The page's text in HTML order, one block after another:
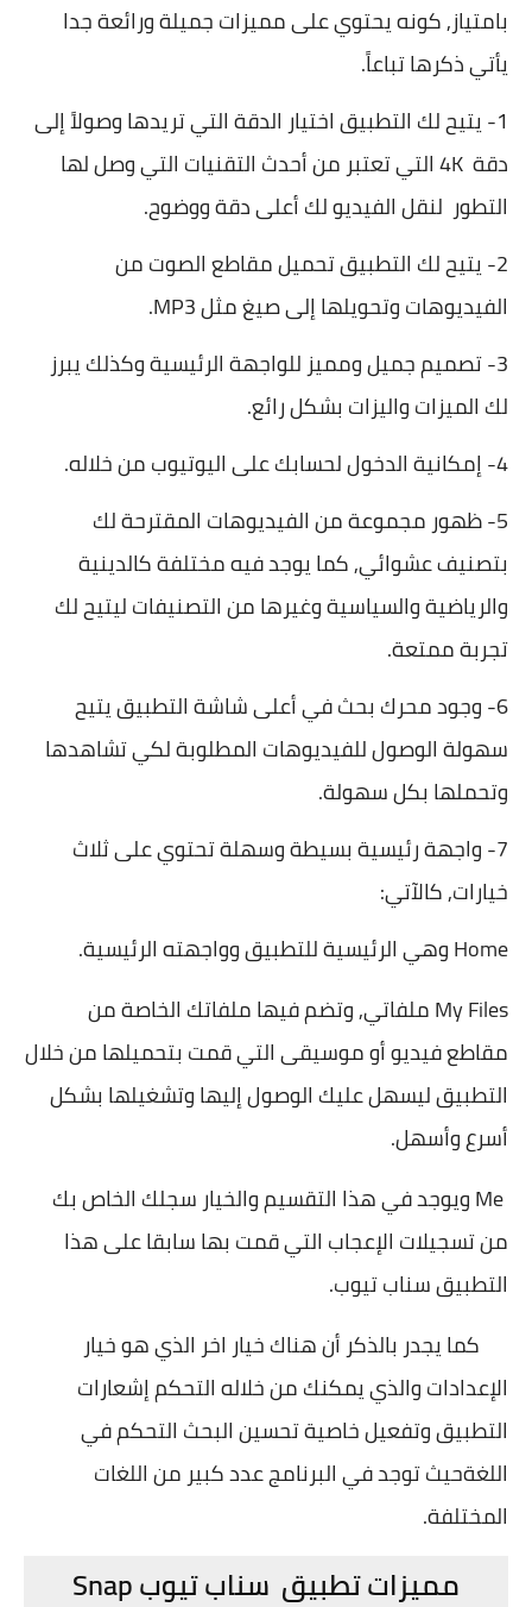
بامتياز, كونه يحتوي على مميزات جميلة ورائعة جدا
يأتي ذكرها تباعاً.
1- يتيح لك التطبيق اختيار الدقة التي تريدها وصولاً إلى
دقة 4K التي تعتبر من أحدث التقنيات التي وصل لها
التطور لنقل الفيديو لك أعلى دقة ووضوح.
2- يتيح لك التطبيق تحميل مقاطع الصوت من
الفيديوهات وتحويلها إلى صيغ مثل MP3.
3- تصميم جميل ومميز للواجهة الرئيسية وكذلك يبرز
لك الميزات واليزات بشكل رائع.
4- إمكانية الدخول لحسابك على اليوتيوب من خلاله.
5- ظهور مجموعة من الفيديوهات المقترحة لك
بتصنيف عشوائي, كما يوجد فيه مختلفة كالدينية
والرياضية والسياسية وغيرها من التصنيفات ليتيح لك
تجربة ممتعة.
6- وجود محرك بحث في أعلى شاشة التطبيق يتيح
سهولة الوصول للفيديوهات المطلوبة لكي تشاهدها
وتحملها بكل سهولة.
7- واجهة رئيسية بسيطة وسهلة تحتوي على ثلاث
خيارات, كالآتي:
Home وهي الرئيسية للتطبيق وواجهته الرئيسية.
My Files ملفاتي, وتضم فيها ملفاتك الخاصة من
مقاطع فيديو أو موسيقى التي قمت بتحميلها من خلال
التطبيق ليسهل عليك الوصول إليها وتشغيلها بشكل
أسرع وأسهل.
Me ويوجد في هذا التقسيم والخيار سجلك الخاص بك
من تسجيلات الإعجاب التي قمت بها سابقا على هذا
التطبيق سناب تيوب.
كما يجدر بالذكر أن هناك خيار اخر الذي هو خيار
الإعدادات والذي يمكنك من خلاله التحكم إشعارات
التطبيق وتفعيل خاصية تحسين البحث التحكم في
اللغةحيث توجد في البرنامج عدد كبير من اللغات
المختلفة.
مميزات تطبيق سناب تيوب Snap